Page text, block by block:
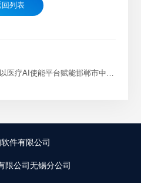
回列表
下一篇：朗珈软件×华为云，以医疗AI使能平台赋能邯郸市中心医院病理数智化升级
软件有限公司
限公司无锡分公司